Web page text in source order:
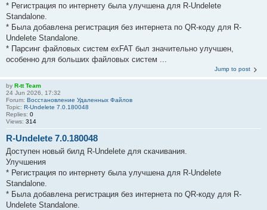
* Регистрация по интернету была улучшена для R-Undelete
Standalone.
* Была добавлена регистрация без интернета по QR-коду для R-
Undelete Standalone.
* Парсинг файловых систем exFAT был значительно улучшен,
особенно для больших файловых систем ...
Jump to post
by R-tt Team
24 Jun 2026, 17:32
Forum: Восстановление Удаленных Файлов
Topic: R-Undelete 7.0.180048
Replies: 0
Views: 314
R-Undelete 7.0.180048
Доступен новый билд R-Undelete для скачивания.
Улучшения
* Регистрация по интернету была улучшена для R-Undelete
Standalone.
* Была добавлена регистрация без интернета по QR-коду для R-
Undelete Standalone.